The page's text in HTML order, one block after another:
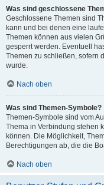
Was sind geschlossene
Geschlossene Themen sind
kann und bei denen eine
Themen können aus vielen
gesperrt werden. Eventuell
Themen zu schließen, sofern
wurde.
Nach oben
Was sind Themen-Symbole?
Themen-Symbole sind vom
Thema in Verbindung stehen
können. Die Möglichkeit,
Berechtigungen ab, die die
Nach oben